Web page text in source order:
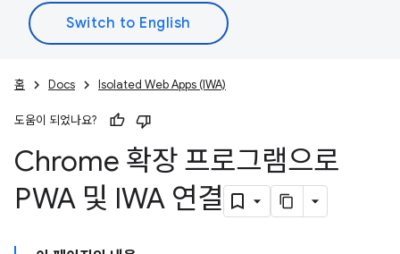
홈 Docs Isolated Web Apps (IWA)
도움이 되었나요?
Chrome 확장 프로그램으로
PWA 및 IWA 연결